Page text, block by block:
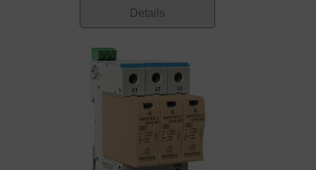
Details